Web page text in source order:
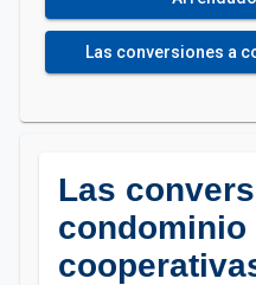
Las conversiones a
Las
condominio